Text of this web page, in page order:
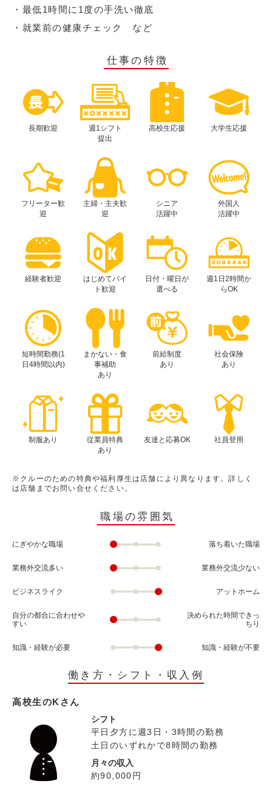
・最低1時間に1度の手洗い徹底
・就業前の健康チェック など
仕事の特徴
長期歓迎
週1シフト
提出
高校生応援 大学生応援
フリーター歓
迎
主婦・主夫歓
迎
シニア
活躍中
外国人
活躍中
経験者歓迎
はじめてバイ
ト歓迎
日付・曜日が
選べる
週1日2時間か
らOK
短時間勤務(1
日4時間以内)
まかない・食
事補助
あり
前給制度
あり
社会保険
あり
制服あり
従業員特典
あり
友達と応募OK 社員登用
※クルーのための特典や福利厚生は店舗により異なります。詳しく
は店舗までお問い合せください。
職場の雰囲気
にぎやかな職場 落ち着いた職場
業務外交流多い 業務外交流少ない
ビジネスライク アットホーム
自分の都合に合わせや
すい
決められた時間できっ
ちり
知識・経験が必要 知識・経験が不要
働き方・シフト・収入例
高校生のKさん
シフト
平日夕方に週3日・3時間の勤務
土日のいずれかで8時間の勤務
月々の収入
約90,000円